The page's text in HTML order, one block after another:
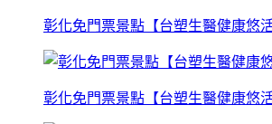
彰化免門票景點【台塑生醫健康悠
彰化免門票景點【台塑生醫健康悠